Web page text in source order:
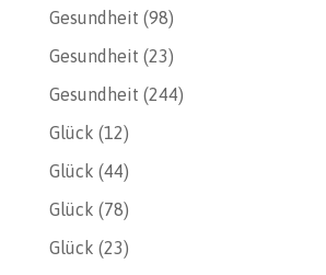
Gesundheit (98)
Gesundheit (23)
Gesundheit (244)
Glück (12)
Glück (44)
Glück (78)
Glück (23)